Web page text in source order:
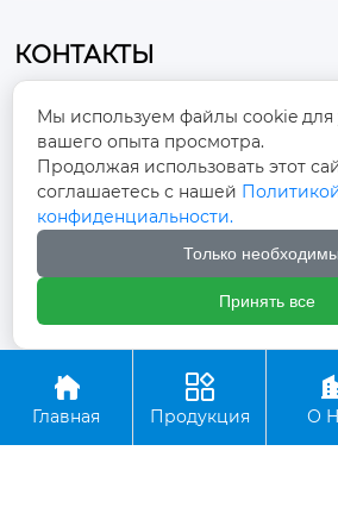
КОНТАКТЫ

Промышленный парк,
район Чжоуцунь, город
Шаньдун
winston-
+86-13806434669
 +86 13806434669
Copyright ©ООО Зибо Хенгдин

Главная

Продукция О
Мы используем файлы cookie для
вашего опыта просмотра.
Продолжая использовать этот
соглашаетесь с нашей
конфиденциальности.
Только
Принять все